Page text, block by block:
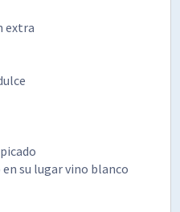
extra
su lugar vino blanco